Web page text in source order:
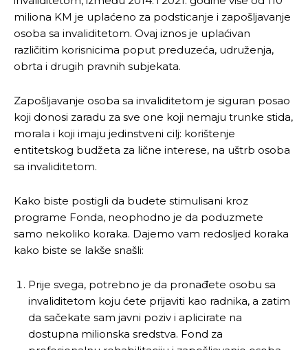
miliona KM je uplaćeno za podsticanje i zapošljavanje
osoba sa invaliditetom. Ovaj iznos je uplaćivan
različitim korisnicima poput preduzeća, udruženja,
obrta i drugih pravnih subjekata.
Zapošljavanje osoba sa invaliditetom je siguran posao
koji donosi zaradu za sve one koji nemaju trunke stida,
morala i koji imaju jedinstveni cilj: korištenje
entitetskog budžeta za lične interese, na uštrb osoba
sa invaliditetom.
Kako biste postigli da budete stimulisani kroz
programe Fonda, neophodno je da poduzmete
samo nekoliko koraka. Dajemo vam redosljed koraka
kako biste se lakše snašli:
Prije svega, potrebno je da pronađete osobu sa
invaliditetom koju ćete prijaviti kao radnika, a zatim
da sačekate sam javni poziv i aplicirate na
dostupna milionska sredstva. Fond za